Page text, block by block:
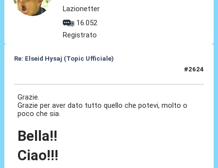
Lazionetter
16.052
Registrato
Re: Elseid Hysaj (Topic Ufficiale)
#2624
Grazie.
Grazie per aver dato tutto quello che potevi, molto o
poco che sia.
Bella!!
Ciao!!!